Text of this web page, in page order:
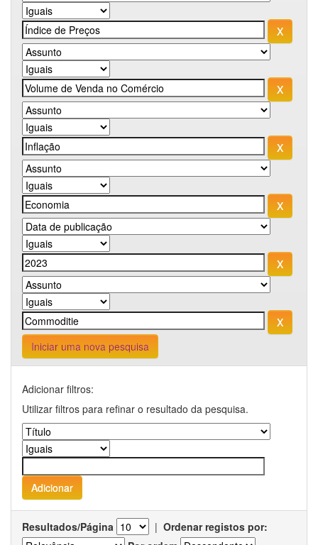
Iniciar uma nova pesquisa
Adicionar filtros:
Utilizar filtros para refinar o resultado da pesquisa.
Resultados/Página | Ordenar registos por: